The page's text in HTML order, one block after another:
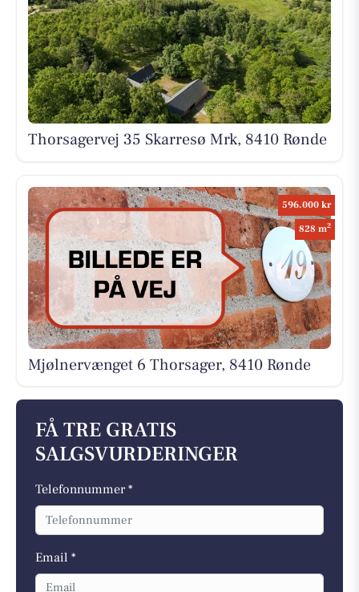
Thorsagervej 35 Skarresø Mrk, 8410 Rønde
596.000 kr
828 m2
Mjølnervænget 6 Thorsager, 8410 Rønde
FÅ TRE GRATIS
SALGSVURDERINGER
Telefonnummer *
Email *